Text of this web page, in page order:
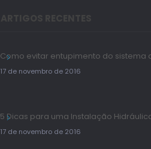
Como evitar entupimento do sistema
17 de novembro de 2016
5 Dicas para uma Instalação
17 de novembro de 2016